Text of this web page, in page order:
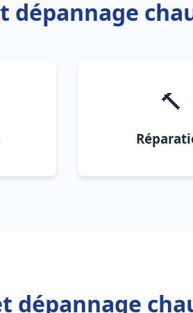
🔨